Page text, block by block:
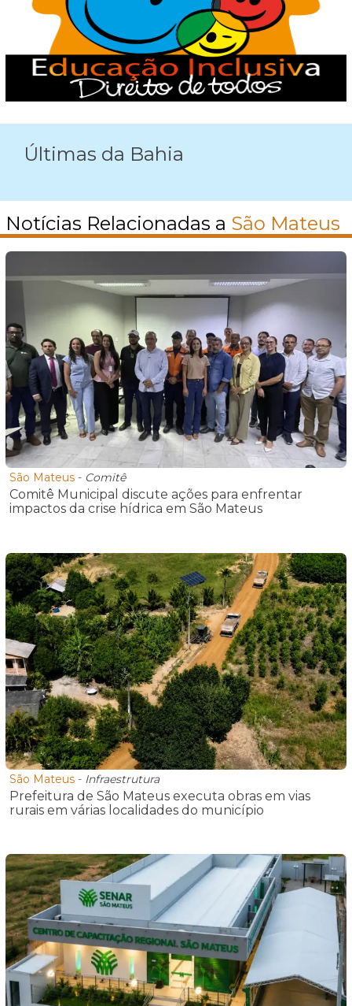
Últimas da Bahia
Notícias Relacionadas a São Mateus
São Mateus - Comitê
Comitê Municipal discute ações para enfrentar
impactos da crise hídrica em São Mateus
São Mateus - Infraestrutura
Prefeitura de São Mateus executa obras em vias
rurais em várias localidades do município